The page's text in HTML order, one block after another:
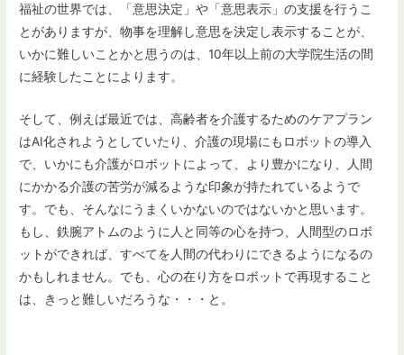
福祉の世界では、「意思決定」や「意思表示」の支援を行うこ
とがありますが、物事を理解し意思を決定し表示することが、
いかに難しいことかと思うのは、10年以上前の大学院生活の間
に経験したことによります。
そして、例えば最近では、高齢者を介護するためのケアプラン
はAI化されようとしていたり、介護の現場にもロボットの導入
で、いかにも介護がロボットによって、より豊かになり、人間
にかかる介護の苦労が減るような印象が持たれているようで
す。でも、そんなにうまくいかないのではないかと思います。
もし、鉄腕アトムのように人と同等の心を持つ、人間型のロボ
ットができれば、すべてを人間の代わりにできるようになるの
かもしれません。でも、心の在り方をロボットで再現すること
は、きっと難しいだろうな・・・と。